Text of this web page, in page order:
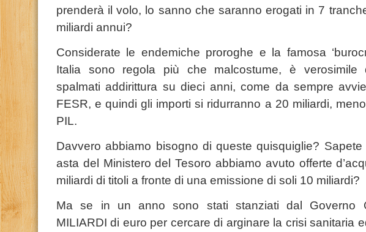
prenderà il volo, lo sanno che saranno erogati in 7
miliardi annui?
Considerate le endemiche proroghe e la famosa
Italia sono regola più che malcostume, è verosimile
spalmati addirittura su dieci anni, come da sempre
FESR, e quindi gli importi si ridurranno a 20 miliardi,
PIL.
Davvero abbiamo bisogno di queste quisquiglie? Sapete
asta del Ministero del Tesoro abbiamo avuto offerte
miliardi di titoli a fronte di una emissione di soli 10 miliardi?
Ma se in un anno sono stati stanziati dal Governo
MILIARDI di euro per cercare di arginare la crisi sanitaria